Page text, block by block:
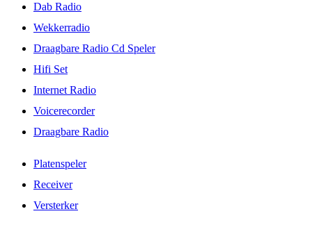
Dab Radio
Wekkerradio
Draagbare Radio Cd Speler
Hifi Set
Internet Radio
Voicerecorder
Draagbare Radio
Platenspeler
Receiver
Versterker